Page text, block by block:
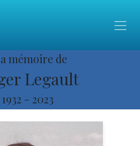
mémoire de
Legault
1932 - 2023